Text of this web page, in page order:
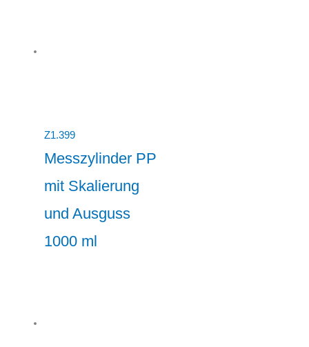
Z1.399
Messzylinder PP
mit Skalierung
und Ausguss
1000 ml